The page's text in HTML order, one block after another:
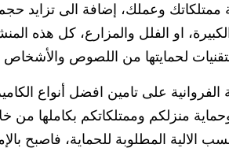
ممتلكاتك وعملك، إضافة الى تزايد
او الفلل والمزارع، كل هذه
لحمايتها من اللصوص والأشخاص
على تامين افضل أنواع
منزلكم وممتلكاتكم بكاملها من
المطلوبة للحماية، فاصبح